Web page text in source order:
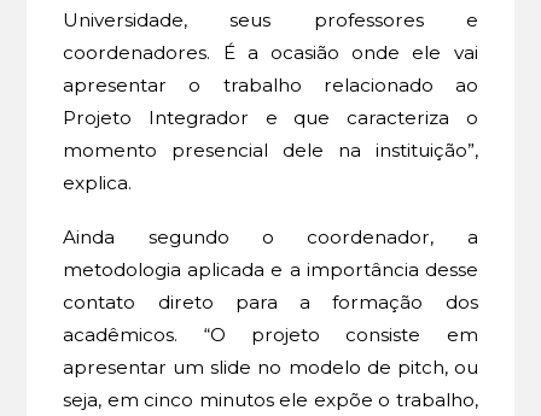
Universidade, seus professores e
coordenadores. É a ocasião onde ele vai
apresentar o trabalho relacionado ao
Projeto Integrador e que caracteriza o
momento presencial dele na instituição”,
explica.
Ainda segundo o coordenador, a
metodologia aplicada e a importância desse
contato direto para a formação dos
acadêmicos. “O projeto consiste em
apresentar um slide no modelo de pitch, ou
seja, em cinco minutos ele expõe o trabalho,